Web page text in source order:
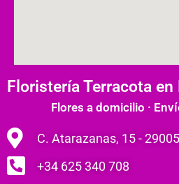
Floristería Terracota en
Flores a domicilio ·
C. Atarazanas, 15 -
+34 625 340 708